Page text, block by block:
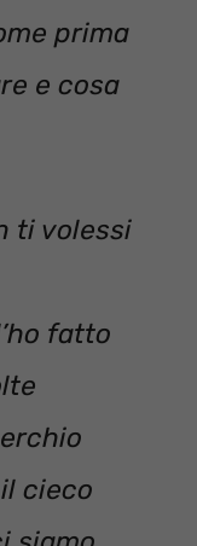
prima
e cosa
ti volessi
fatto
cieco